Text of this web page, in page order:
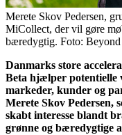
Merete Skov Pedersen,
MiCollect, der vil gøre
bæredygtig. Foto: Beyond
Danmarks store
Beta hjælper
markeder, kunder og
Merete Skov Pedersen,
skabt interesse blandt
grønne og bæredygtige